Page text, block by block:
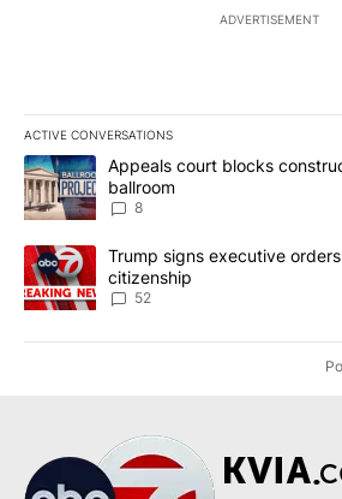
ADVERTISEMENT
ACTIVE CONVERSATIONS
The following is a list of the most
A trending article titled "Appeals court
Appeals court blocks
ballroom
8
A trending article titled "Trump signs
Trump signs executive
citizenship
52